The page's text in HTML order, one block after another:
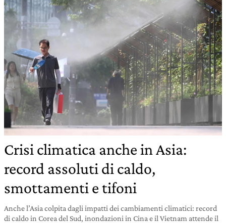
Crisi climatica anche in Asia:
record assoluti di caldo,
smottamenti e tifoni
Anche l’Asia colpita dagli impatti dei cambiamenti climatici: record
di caldo in Corea del Sud, inondazioni in Cina e il Vietnam attende il